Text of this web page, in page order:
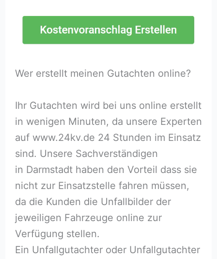
Wer erstellt meinen Gutachten online?
Ihr Gutachten wird bei uns online erstellt
in wenigen Minuten, da unsere Experten
auf www.24kv.de 24 Stunden im Einsatz
sind. Unsere Sachverständigen
in Darmstadt haben den Vorteil dass sie
nicht zur Einsatzstelle fahren müssen,
da die Kunden die Unfallbilder der
jeweiligen Fahrzeuge online zur
Verfügung stellen.
Ein Unfallgutachter oder Unfallgutachter